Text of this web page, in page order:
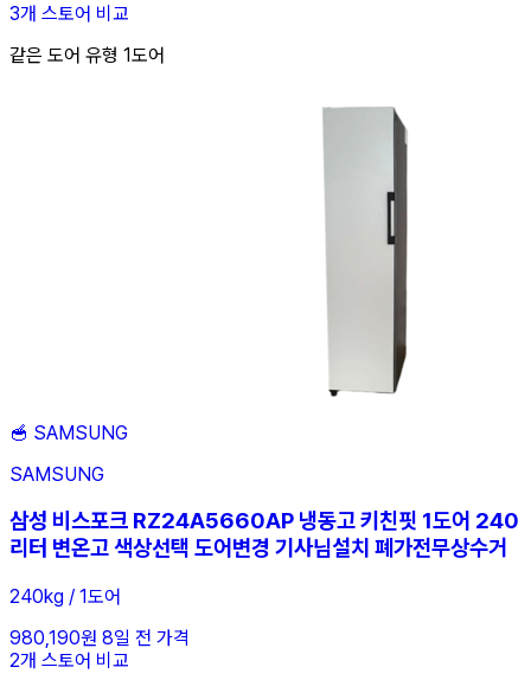
3개 스토어 비교
같은 도어 유형 1도어
🥣 SAMSUNG
SAMSUNG
삼성 비스포크 RZ24A5660AP 냉동고 키친핏 1도어 240
리터 변온고 색상선택 도어변경 기사님설치 폐가전무상수거
240kg / 1도어
980,190원 8일 전 가격
2개 스토어 비교